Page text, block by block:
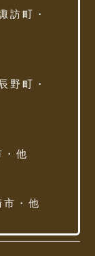
訪町・
野町・
・他
・他